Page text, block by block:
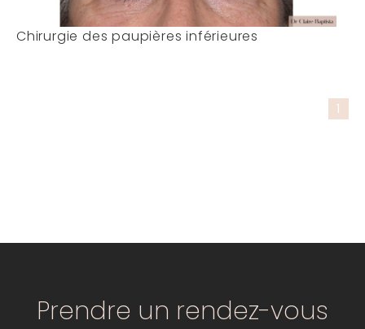
Chirurgie des paupières inférieures
1
Prendre un rendez-vous